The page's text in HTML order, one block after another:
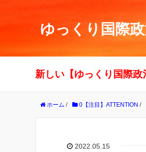
ゆっくり国際
新しい【ゆっくり国際政
ホーム / 0【注目】ATTENTION /
2022.05.15